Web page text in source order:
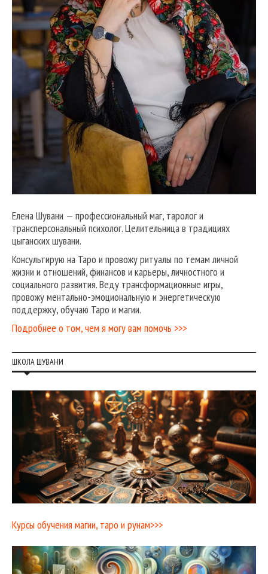
Елена Шувани — профессиональный маг, таролог и
трансперсональный психолог. Целительница в традициях
цыганских шувани.
Консультирую на Таро и провожу ритуалы по темам личной
жизни и отношений, финансов и карьеры, личностного и
социального развития. Веду трансформационные игры,
провожу ментально-эмоциональную и энергетическую
поддержку, обучаю Таро и магии.
Подробнее о том, чем я могу вам помочь >>>
ШКОЛА ШУВАНИ
Курсы обучения магии, таро и рунам>>>